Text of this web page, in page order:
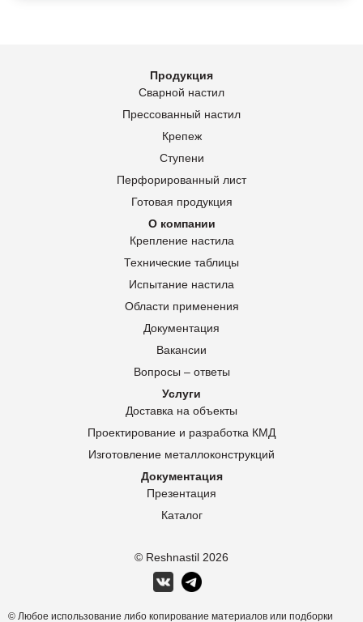
© Reshnastil 2026
Продукция
Сварной настил
Прессованный настил
Крепеж
Ступени
Перфорированный лист
Готовая продукция
О компании
Крепление настила
Технические таблицы
Испытание настила
Области применения
Документация
Вакансии
Вопросы – ответы
Услуги
Доставка на объекты
Проектирование и разработка КМД
Изготовление металлоконструкций
Документация
Презентация
Каталог
© Любое использование либо копирование материалов или подборки